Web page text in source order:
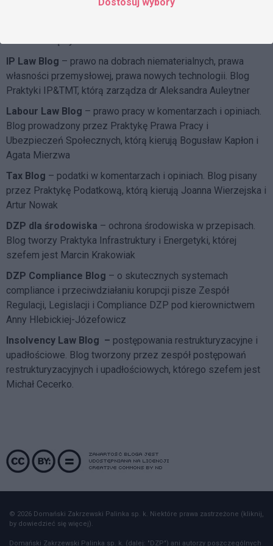
wyrobów medycznych i prawo żywnościowe. Blog
IP Law Blog – prawo na dobrach niematerialnych, prawa
własności przemysłowej, prawa nowych technologii. Blog
Praktyki IP&TMT, którą zarządza dr Aleksandra Auleytner
Labour Law Blog – prawo pracy w komentarzach i opiniach.
Blog prowadzony przez Praktykę Prawa Pracy i
Ubezpieczeń Społecznych, którą kierują Bogusław Kapłon i
Agata Mierzwa
Tax Blog – podatki w komentarzach i opiniach. Blog pisany
przez Praktykę Podatkową, którą kierują Joanna Wierzejska i
Artur Nowak
DZP dla środowiska – ochrona środowiska w przepisach.
Blog tworzy Praktyka Infrastruktury i Energetyki, której
szefem jest Marcin Krakowiak
DZP Compliance Blog – o skutecznych systemach
compliance i przeciwdziałaniu korupcji pisze Zespół
Regulacji, Legislacji i Compliance DZP pod kierownictwem
Anny Hlebickiej-Józefowicz
Insolvency Law Blog – postępowania restrukturyzacyjne i
upadłościowe. Blog tworzony przez zespół postępowań
restrukturyzacyjnych i upadłościowych, którego szefem jest
Michał Cecerko.
© 2026 Domański Zakrzewski Palinka sp. k. Niektóre prawa zastrzeżone (kliknij,
by dowiedzieć się więcej).
Domański Zakrzewski Palinka sp. k. (dalej: "DZP") ani autorzy poszczególnych